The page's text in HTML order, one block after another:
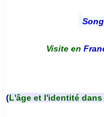
Visite en
(L'âge et l'identité